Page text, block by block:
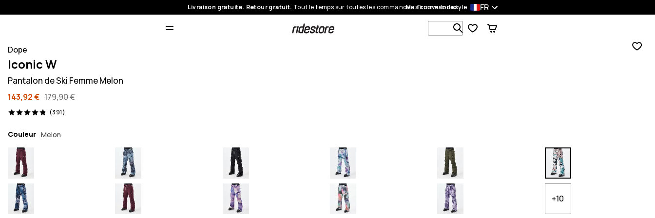
Livraison gratuite. Retour gratuit. Tout le temps sur toutes les commandes.Trouve ton style
Mes commandes FR
Recherche parmi 1 000+ produits
Dope
Iconic W
Pantalon de Ski Femme Melon
143,92 € 179,90 €
(391)
391 avis, 4.8/5
Couleur Melon
+10